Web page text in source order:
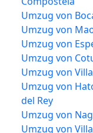
Umzug von
Umzug von
Umzug von
Umzug von
Umzug von
Umzug von
del Rey
Umzug von
Umzug von